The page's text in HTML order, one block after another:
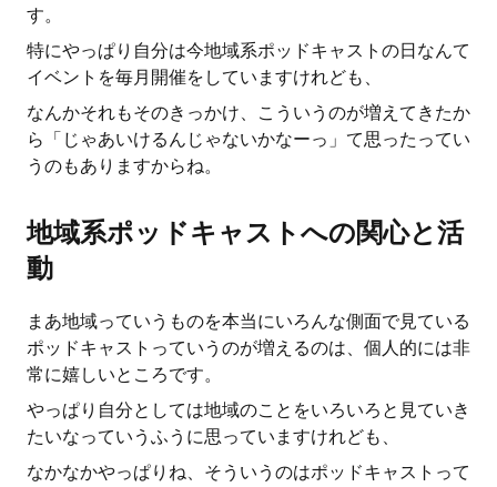
す。
特にやっぱり自分は今地域系ポッドキャストの日なんて
イベントを毎月開催をしていますけれども、
なんかそれもそのきっかけ、こういうのが増えてきたか
ら「じゃあいけるんじゃないかなーっ」て思ったってい
うのもありますからね。
地域系ポッドキャストへの関心と活
動
まあ地域っていうものを本当にいろんな側面で見ている
ポッドキャストっていうのが増えるのは、個人的には非
常に嬉しいところです。
やっぱり自分としては地域のことをいろいろと見ていき
たいなっていうふうに思っていますけれども、
なかなかやっぱりね、そういうのはポッドキャストって